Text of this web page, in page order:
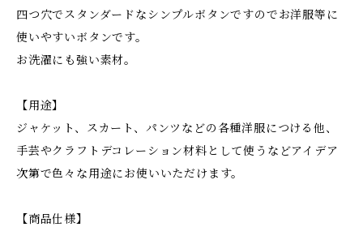
四つ穴でスタンダードなシンプルボタンですのでお洋服等に
使いやすいボタンです。
お洗濯にも強い素材。
【用途】
ジャケット、スカート、パンツなどの各種洋服につける他、
手芸やクラフトデコレーション材料として使うなどアイデア
次第で色々な用途にお使いいただけます。
【商品仕様】